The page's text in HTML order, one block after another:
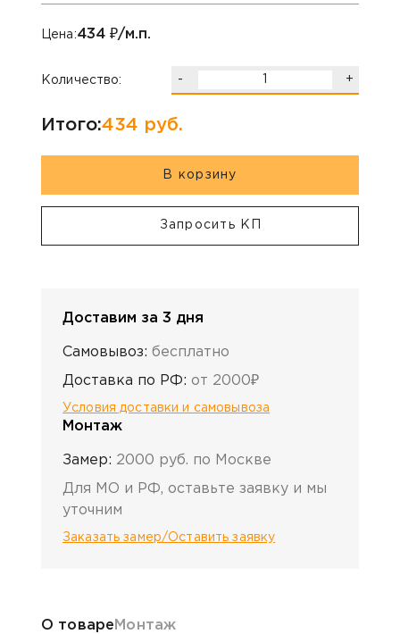
Цена:434 ₽/м.п.
Количество: - +
Итого:434 руб.
В корзину
Запросить КП
Доставим за 3 дня
Самовывоз: бесплатно
Доставка по РФ: от 2000₽
Условия доставки и самовывоза
Монтаж
Замер: 2000 руб. по Москве
Для МО и РФ, оставьте заявку и мы
уточним
Заказать замер/Оставить заявку
Информация о товаре
О товаре Монтаж